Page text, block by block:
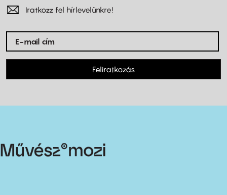
Iratkozz fel hírlevelünkre!
Feliratkozás